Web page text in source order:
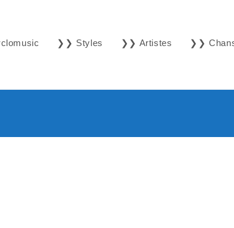
❯❯ Styles ❯❯ Artistes ❯❯